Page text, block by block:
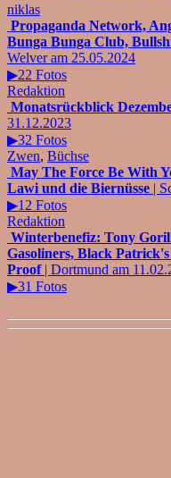
niklas
Propaganda Network,
Bunga Bunga Club,
Welver am 25.05.2024
▶22 Fotos
Redaktion
Monatsrückblick
31.12.2023
▶32 Fotos
Zwen, Büchse
May The Force Be With
Lawi und die Biernüsse |
▶12 Fotos
Redaktion
Winterbenefiz: Tony
Gasoliners, Black
Proof| Dortmund am
▶31 Fotos